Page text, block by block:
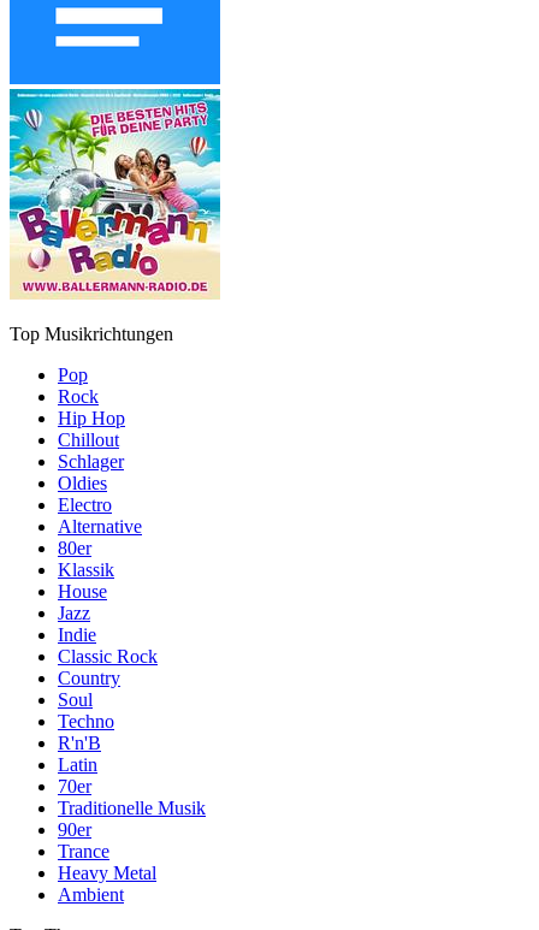
Top Musikrichtungen
Pop
Rock
Hip Hop
Chillout
Schlager
Oldies
Electro
Alternative
80er
Klassik
House
Jazz
Indie
Classic Rock
Country
Soul
Techno
R'n'B
Latin
70er
Traditionelle Musik
90er
Trance
Heavy Metal
Ambient